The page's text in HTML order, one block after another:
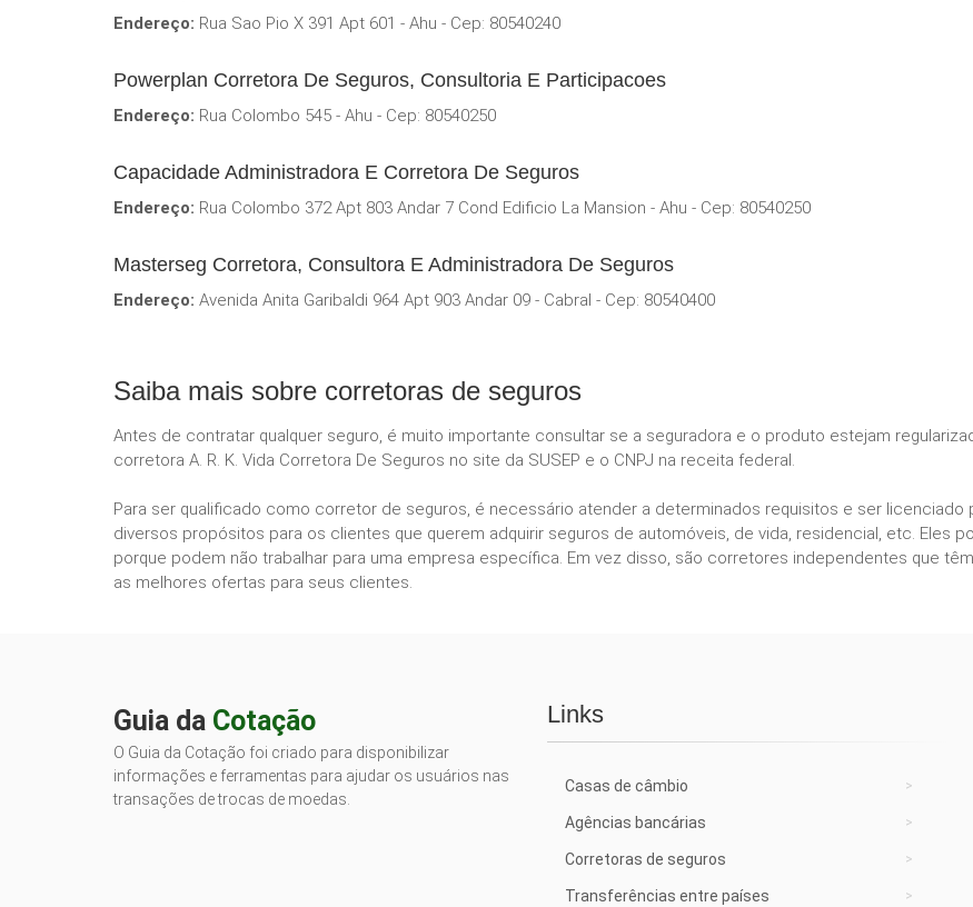
Endereço: Rua Sao Pio X 391 Apt 601 - Ahu - Cep: 80540240
Powerplan Corretora De Seguros, Consultoria E Participacoes
Endereço: Rua Colombo 545 - Ahu - Cep: 80540250
Capacidade Administradora E Corretora De Seguros
Endereço: Rua Colombo 372 Apt 803 Andar 7 Cond Edificio La Mansion - Ahu - Cep: 80540250
Masterseg Corretora, Consultora E Administradora De Seguros
Endereço: Avenida Anita Garibaldi 964 Apt 903 Andar 09 - Cabral - Cep: 80540400
Saiba mais sobre corretoras de seguros
Antes de contratar qualquer seguro, é muito importante consultar se a seguradora e o produto estejam
corretora A. R. K. Vida Corretora De Seguros no site da SUSEP e o CNPJ na receita federal.
Para ser qualificado como corretor de seguros, é necessário atender a determinados requisitos e ser licenciado
diversos propósitos para os clientes que querem adquirir seguros de automóveis, de vida, residencial, etc. Eles
porque podem não trabalhar para uma empresa específica. Em vez disso, são corretores independentes que
as melhores ofertas para seus clientes.
Guia da Cotação
O Guia da Cotação foi criado para disponibilizar
informações e ferramentas para ajudar os usuários nas
transações de trocas de moedas.
Links
Casas de câmbio
Agências bancárias
Corretoras de seguros
Transferências entre países